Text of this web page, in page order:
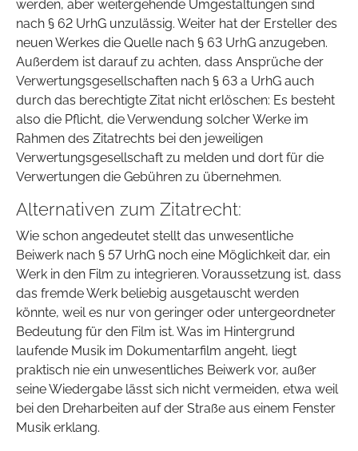
werden, aber weitergehende Umgestaltungen sind
nach § 62 UrhG unzulässig. Weiter hat der Ersteller des
neuen Werkes die Quelle nach § 63 UrhG anzugeben.
Außerdem ist darauf zu achten, dass Ansprüche der
Verwertungsgesellschaften nach § 63 a UrhG auch
durch das berechtigte Zitat nicht erlöschen: Es besteht
also die Pflicht, die Verwendung solcher Werke im
Rahmen des Zitatrechts bei den jeweiligen
Verwertungsgesellschaft zu melden und dort für die
Verwertungen die Gebühren zu übernehmen.
Alternativen zum Zitatrecht:
Wie schon angedeutet stellt das unwesentliche
Beiwerk nach § 57 UrhG noch eine Möglichkeit dar, ein
Werk in den Film zu integrieren. Voraussetzung ist, dass
das fremde Werk beliebig ausgetauscht werden
könnte, weil es nur von geringer oder untergeordneter
Bedeutung für den Film ist. Was im Hintergrund
laufende Musik im Dokumentarfilm angeht, liegt
praktisch nie ein unwesentliches Beiwerk vor, außer
seine Wiedergabe lässt sich nicht vermeiden, etwa weil
bei den Dreharbeiten auf der Straße aus einem Fenster
Musik erklang.